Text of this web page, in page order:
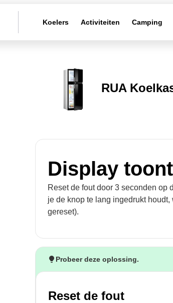
Koelers Activiteiten Camping
RUA
Display
Reset de fout door 3 seconden op
je de knop te lang ingedrukt
gereset).
Probeer deze oplossing.
Reset de fout